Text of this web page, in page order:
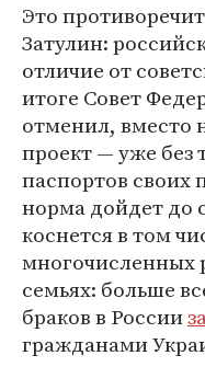
Это
Затулин:
отличие от
итоге Совет
отменил, вместо
проект — уже без
паспортов
норма дойдет до
коснется в том
многочисленных
семьях: больше
браков в России
гражданами